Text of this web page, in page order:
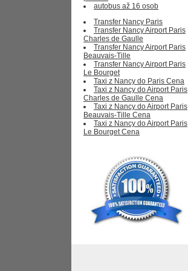
autobus až 16 osob
Transfer Nancy Paris
Transfer Nancy Airport Paris
Charles de Gaulle
Transfer Nancy Airport Paris
Beauvais-Tille
Transfer Nancy Airport Paris
Le Bourget
Taxi z Nancy do Paris Cena
Taxi z Nancy do Airport Paris
Charles de Gaulle Cena
Taxi z Nancy do Airport Paris
Beauvais-Tille Cena
Taxi z Nancy do Airport Paris
Le Bourget Cena